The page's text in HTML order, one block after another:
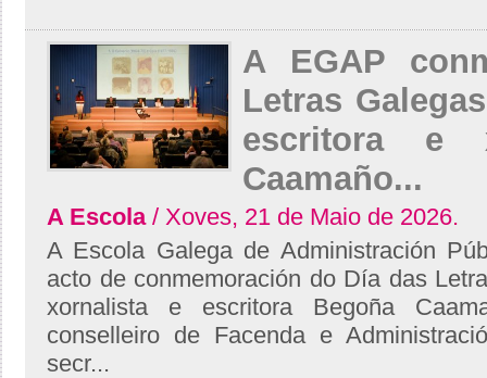
A EGAP
Letras
escritora e
Caamaño...
A Escola/ Xoves, 21 de Maio de 2026.
A Escola Galega de Administración
acto de conmemoración do Día das
xornalista e escritora Begoña
conselleiro de Facenda e
secr...